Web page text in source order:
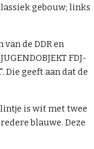
gebouw; links
de DDR en
FDJ-
Die geeft aan dat de
is wit met twee
blauwe. Deze